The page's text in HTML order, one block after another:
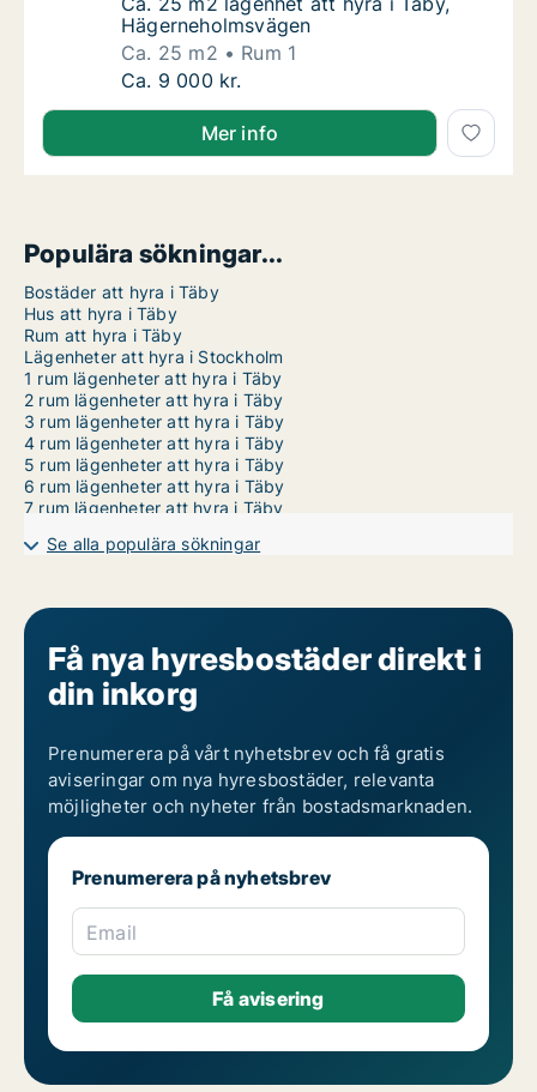
Hägerneholmsvägen
Ca. 25 m2
Rum 1
Ca. 25 m2 lägenhet att hyra i Täby,
Ca. 9 000 kr.
Mer info
Populära sökningar...
Bostäder att hyra i Täby
Hus att hyra i Täby
Rum att hyra i Täby
Lägenheter att hyra i Stockholm
1 rum lägenheter att hyra i Täby
2 rum lägenheter att hyra i Täby
3 rum lägenheter att hyra i Täby
4 rum lägenheter att hyra i Täby
5 rum lägenheter att hyra i Täby
6 rum lägenheter att hyra i Täby
7 rum lägenheter att hyra i Täby
Se alla populära sökningar
Få nya hyresbostäder direkt i
din inkorg
Prenumerera på vårt nyhetsbrev och få gratis
aviseringar om nya hyresbostäder, relevanta
möjligheter och nyheter från bostadsmarknaden.
Prenumerera på nyhetsbrev
Email